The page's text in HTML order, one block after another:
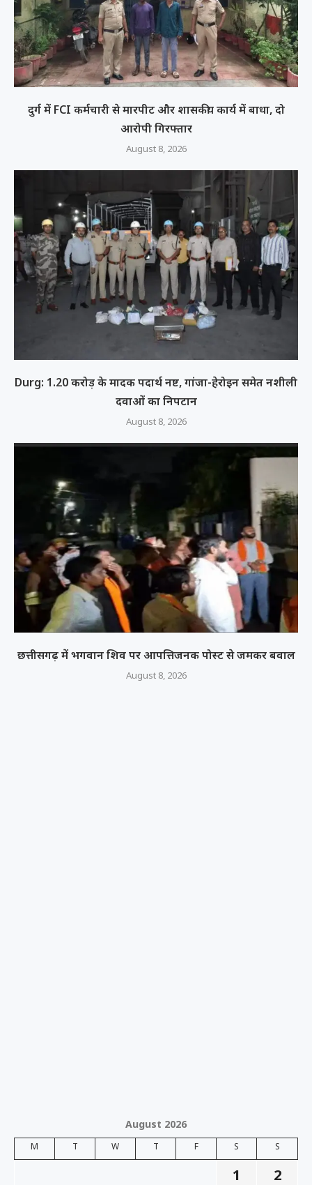
दुर्ग में FCI कर्मचारी से मारपीट और शासकीय कार्य में बाधा, दो
आरोपी गिरफ्तार
August 8, 2026
Durg: 1.20 करोड़ के मादक पदार्थ नष्ट, गांजा-हेरोइन समेत नशीली
दवाओं का निपटान
August 8, 2026
छत्तीसगढ़ में भगवान शिव पर आपत्तिजनक पोस्ट से जमकर बवाल
August 8, 2026
August 2026
M T W T F S S
1
2